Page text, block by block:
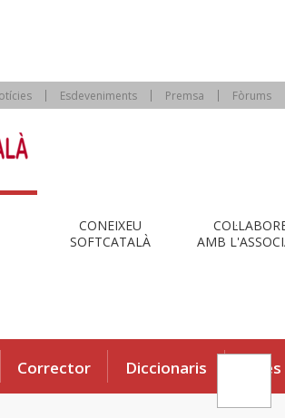
Esdeveniments Premsa Fòrums
CONEIXEU
SOFTCATALÀ
AMB
Corrector Diccionaris Eines